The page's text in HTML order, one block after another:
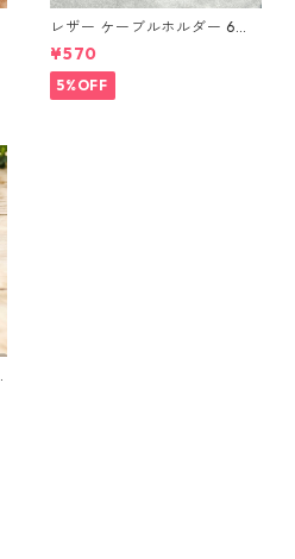
レザー ケーブルホルダー 6個
セット
¥570
5%OFF